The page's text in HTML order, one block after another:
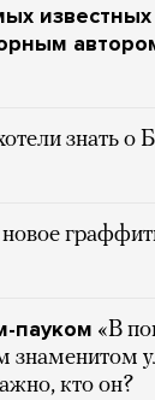
известных
знать о
пауком «В
знаменитом
кто он?